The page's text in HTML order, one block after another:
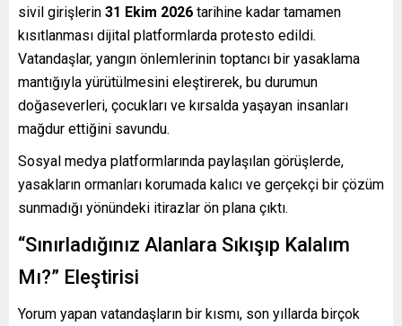
sivil girişlerin 31 Ekim 2026 tarihine kadar tamamen
kısıtlanması dijital platformlarda protesto edildi.
Vatandaşlar, yangın önlemlerinin toptancı bir yasaklama
mantığıyla yürütülmesini eleştirerek, bu durumun
doğaseverleri, çocukları ve kırsalda yaşayan insanları
mağdur ettiğini savundu.
Sosyal medya platformlarında paylaşılan görüşlerde,
yasakların ormanları korumada kalıcı ve gerçekçi bir çözüm
sunmadığı yönündeki itirazlar ön plana çıktı.
“Sınırladığınız Alanlara Sıkışıp Kalalım
Mı?” Eleştirisi
Yorum yapan vatandaşların bir kısmı, son yıllarda birçok